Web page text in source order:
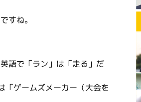
すね。
語で「ラン」は「走る」だ
「ゲームズメーカー（大会を